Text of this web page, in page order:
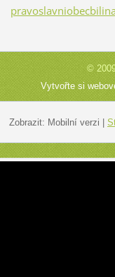
pravoslavniobecb
©
Vytvořte si
Zobrazit: Mobilní verzi